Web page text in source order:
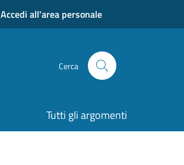
Accedi all'area personale
Cerca
Tutti gli argomenti